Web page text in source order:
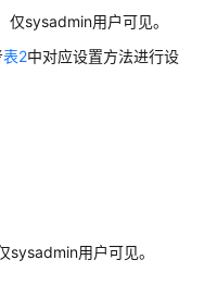
仅sysadmin用户可见。
表2中对应设置方法进行设
sysadmin用户可见。